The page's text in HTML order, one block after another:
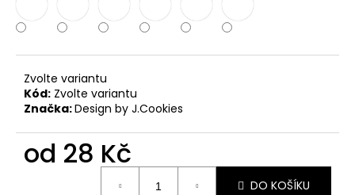
Zvolte variantu
Kód: Zvolte variantu
Značka:Design by J.Cookies
od 28 Kč
DO KOŠÍKU
o
p
u
č
u
j
e
m